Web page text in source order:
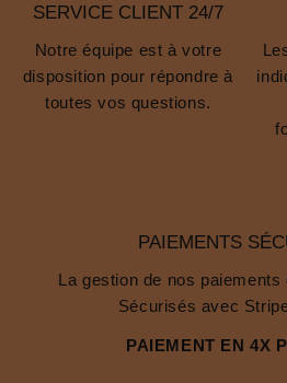
SERVICE CLIENT 24/7
Notre équipe est à votre
disposition pour répondre à
toutes vos questions.
PAIEMENTS
La gestion de nos paiements
Sécurisés avec
PAIEMENT EN 4X